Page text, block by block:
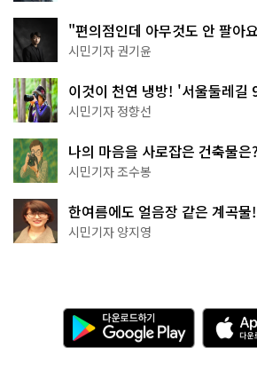
"편의점인데 아무것도 안 팔아
한 편의점의 정체
시민기자 권기윤
이것이 천연 냉방! '서울둘레길
나볼까
시민기자 정향선
나의 마음을 사로잡은 건축물
상작 공개!
시민기자 조수봉
한여름에도 얼음장 같은 계곡
천국이네~
시민기자 양지영
다
운
로